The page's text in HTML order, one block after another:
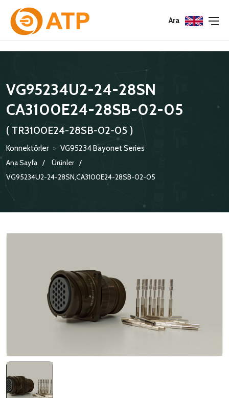
Ara
VG95234U2-24-28SN
CA3100E24-28SB-02-05
( TR3100E24-28SB-02-05 )
Konnektörler > VG95234 Bayonet Series
Ana Sayfa
Ürünler
VG95234U2-24-28SN,CA3100E24-28SB-02-05
Menu
KATALOGLAR
SERTIFIKALAR
POLITIKALARIMIZ
Menu
ÇEVRE YÖNETIM POLITIKASI
BILGI GÜVENLIĞI POLITIKASI
Menu
KONNEKTÖRLER
ADAPTÖRLER
KORUMA KAPAKLARI
KRIMP KONTAKLAR
TERMINATION BAND